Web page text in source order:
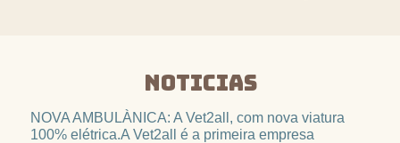
NOTICIAS
NOVA AMBULÀNICA: A Vet2all, com nova viatura
100% elétrica.A Vet2all é a primeira empresa